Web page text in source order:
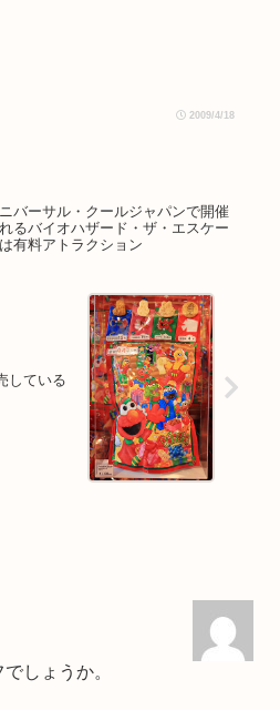
2009/4/18
バーサル・クールジャパンで開催
るバイオハザード・ザ・エスケー
有料アトラクション
している
しょうか。